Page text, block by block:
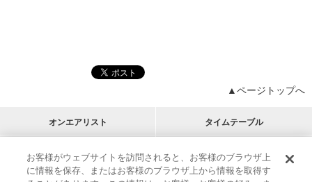
▲ページトップへ
オンエアリスト タイムテーブル
プログラムリスト チャート
アーティストリスト
M-ON!
リクエスト
お客様がウェブサイトを訪問されると、お客様のブラウザ上
に情報を保存、またはお客様のブラウザ上から情報を取得す